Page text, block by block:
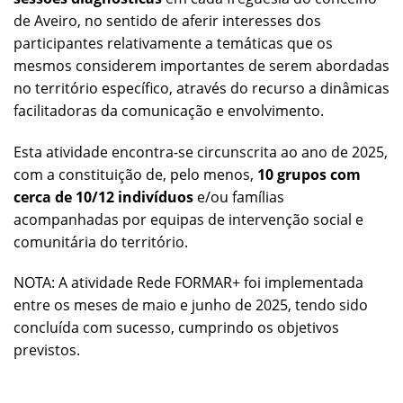
de Aveiro, no sentido de aferir interesses dos
participantes relativamente a temáticas que os
mesmos considerem importantes de serem abordadas
no território específico, através do recurso a dinâmicas
facilitadoras da comunicação e envolvimento.
Esta atividade encontra-se circunscrita ao ano de 2025,
com a constituição de, pelo menos, 10 grupos com
cerca de 10/12 indivíduos e/ou famílias
acompanhadas por equipas de intervenção social e
comunitária do território.
NOTA: A atividade Rede FORMAR+ foi implementada
entre os meses de maio e junho de 2025, tendo sido
concluída com sucesso, cumprindo os objetivos
previstos.